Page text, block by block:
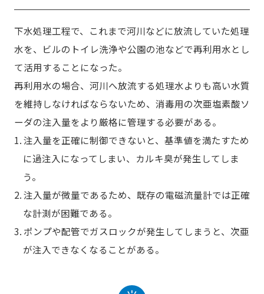
下水処理工程で、これまで河川などに放流していた処理
水を、ビルのトイレ洗浄や公園の池などで再利用水とし
て活用することになった。
再利用水の場合、河川へ放流する処理水よりも高い水質
を維持しなければならないため、消毒用の次亜塩素酸ソ
ーダの注入量をより厳格に管理する必要がある。
1. 注入量を正確に制御できないと、基準値を満たすため
に過注入になってしまい、カルキ臭が発生してしま
う。
2. 注入量が微量であるため、既存の電磁流量計では正確
な計測が困難である。
3. ポンプや配管でガスロックが発生してしまうと、次亜
が注入できなくなることがある。